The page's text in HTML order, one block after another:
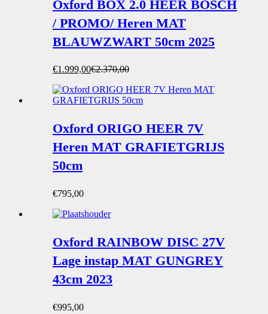
Oxford BOX 2.0 HEER BOSCH
/ PROMO/ Heren MAT
BLAUWZWART 50cm 2025
Oorspronkelijke
was:
€2.370,00.
€1.999,00Huidige
is:
€1.999,00.
€2.370,00
Oxford ORIGO HEER 7V
Heren MAT GRAFIETGRIJS
50cm
€795,00
Oxford RAINBOW DISC 27V
Lage instap MAT GUNGREY
43cm 2023
€995,00